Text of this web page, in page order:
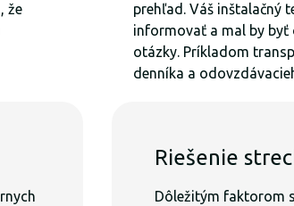
že
prehľad. Váš inštalačný
informovať a mal by byť
otázky. Príkladom
denníka a
Riešenie
Dôležitým faktorom